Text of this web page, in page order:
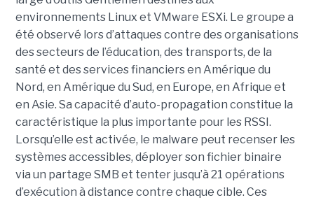
environnements Linux et VMware ESXi. Le groupe a
été observé lors d’attaques contre des organisations
des secteurs de l’éducation, des transports, de la
santé et des services financiers en Amérique du
Nord, en Amérique du Sud, en Europe, en Afrique et
en Asie. Sa capacité d’auto-propagation constitue la
caractéristique la plus importante pour les RSSI.
Lorsqu’elle est activée, le malware peut recenser les
systèmes accessibles, déployer son fichier binaire
via un partage SMB et tenter jusqu’à 21 opérations
d’exécution à distance contre chaque cible. Ces